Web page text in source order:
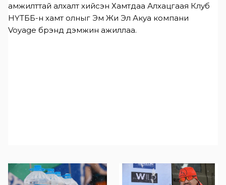
амжилттай алхалт хийсэн Хамтдаа Алхацгаая Клуб
НҮТББ-н хамт олныг
Voyage брэнд дэмжин ажиллаа.